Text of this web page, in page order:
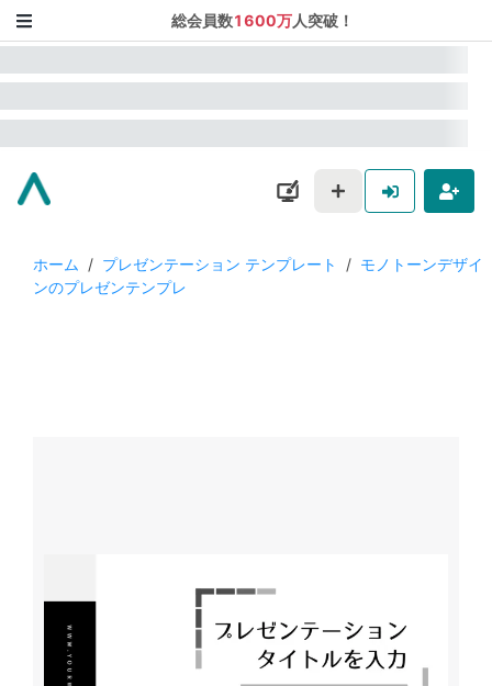
総会員数1600万人突破！
ホーム / プレゼンテーション テンプレート / モノトーンデザイ
ンのプレゼンテンプレ